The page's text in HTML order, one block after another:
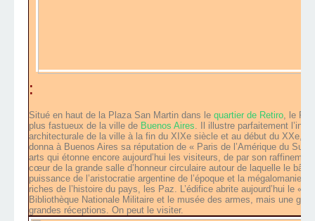
:
Situé en haut de la Plaza San Martin dans le quartier de Retiro, le
plus fastueux de la ville de Buenos Aires. Il illustre parfaitement
architecturale de la ville à la fin du XIXe siècle et au début du XXe,
donna à Buenos Aires sa réputation de « Paris de l’Amérique du
arts qui étonne encore aujourd’hui les visiteurs, de par son
cœur de la grande salle d’honneur circulaire autour de laquelle le
puissance de l’aristocratie argentine de l’époque et la mégalomanie
riches de l’histoire du pays, les Paz. L’édifice abrite aujourd’hui le «
Bibliothèque Nationale Militaire et le musée des armes, mais une
grandes réceptions. On peut le visiter.